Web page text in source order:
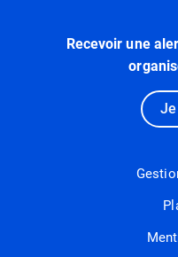
Recevoir une